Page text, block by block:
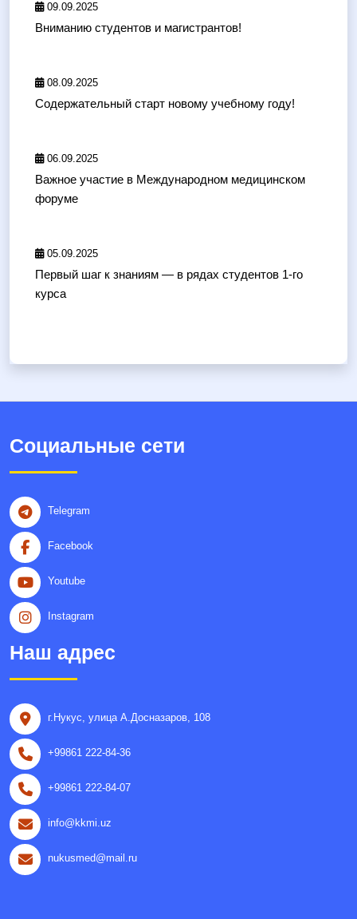
09.09.2025
Вниманию студентов и магистрантов!
08.09.2025
Содержательный старт новому учебному году!
06.09.2025
Важное участие в Международном медицинском
форуме
05.09.2025
Первый шаг к знаниям — в рядах студентов 1-го
курса
Социальные сети
Telegram
Facebook
Youtube
Instagram
Наш адрес
г.Нукус, улица A.Досназаров, 108
+99861 222-84-36
+99861 222-84-07
info@kkmi.uz
nukusmed@mail.ru